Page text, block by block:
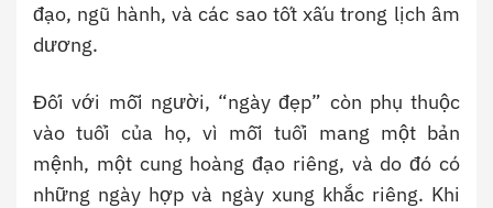
đạo, ngũ hành, và các sao tốt xấu trong lịch âm
dương.
Đối với mỗi người, “ngày đẹp” còn phụ thuộc
vào tuổi của họ, vì mỗi tuổi mang một bản
mệnh, một cung hoàng đạo riêng, và do đó có
những ngày hợp và ngày xung khắc riêng. Khi